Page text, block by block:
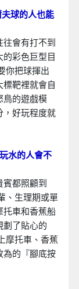
球的人也能
往會有打不到
彩色巨型目
你把球揮出
靶裡就會自
鳥的遊戲模
，好玩程度就
水的人會不
賓都照顧到
、生理期或單
托車和香蕉船
劃了貼心的
摩托車、香蕉
為的『腳底按